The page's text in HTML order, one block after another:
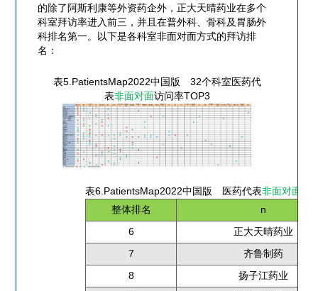
的除了阿斯利康等外资药企外，正大天晴药业在多个
科室拜访率进入前三，并且在普外科、骨科及胃肠外
科排名第一。以下是各科室非面对面方式的拜访排
名：
表5.PatientsMap2022中国版 32个科室医药代
表非面对面访问率TOP3
表6.PatientsMap2022中国版 医药代表非面对面
整体排名
n
6 正大天晴药业
7 齐鲁制药
8 扬子江药业